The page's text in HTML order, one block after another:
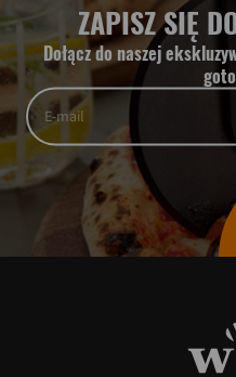
ZAPISZ SIĘ
Dołącz do naszej